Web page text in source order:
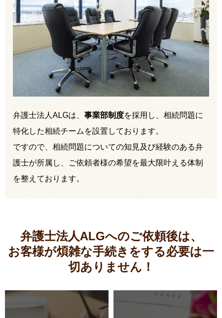
弁護士法人ALGは、 事業部制度を採用し、相続問題に
特化した相続チームを設置しております。
ですので、相続問題についての知見及び経験のある弁
護士が所属し、ご依頼者様の希望を最大限叶える体制
を整えております。
弁護士法人ALGへのご依頼後は、
お客様が煩雑な手続きをする必要は一
切ありません！